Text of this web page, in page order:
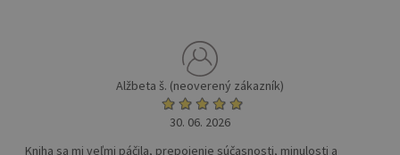
Alžbeta š. (neoverený zákazník)
30. 06. 2026
Kniha sa mi veľmi páčila, prepojenie súčasnosti, minulosti a